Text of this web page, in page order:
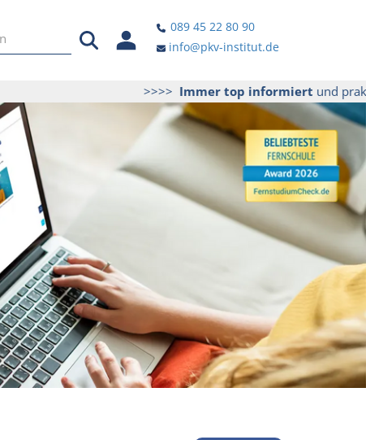
089 45 22 80 90
info@pkv-institut.de
Immer top informiertund praktische